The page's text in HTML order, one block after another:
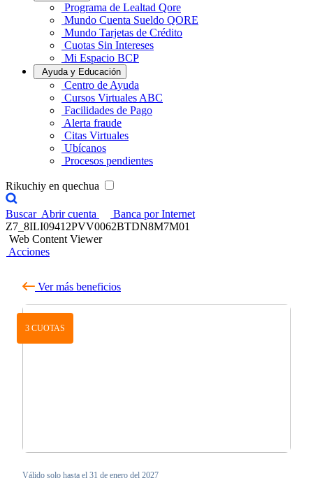
Programa de Lealtad Qore
Mundo Cuenta Sueldo QORE
Mundo Tarjetas de Crédito
Cuotas Sin Intereses
Mi Espacio BCP
Ayuda y Educación
Centro de Ayuda
Cursos Virtuales ABC
Facilidades de Pago
Alerta fraude
Citas Virtuales
Ubícanos
Procesos pendientes
Rikuchiy en quechua
Buscar Abrir cuenta
Banca por Internet
Z7_8ILI09412PVV0062BTDN8M7M01
Web Content Viewer
Acciones
Ver más beneficios
3 CUOTAS
Válido solo hasta el 31 de enero del 2027